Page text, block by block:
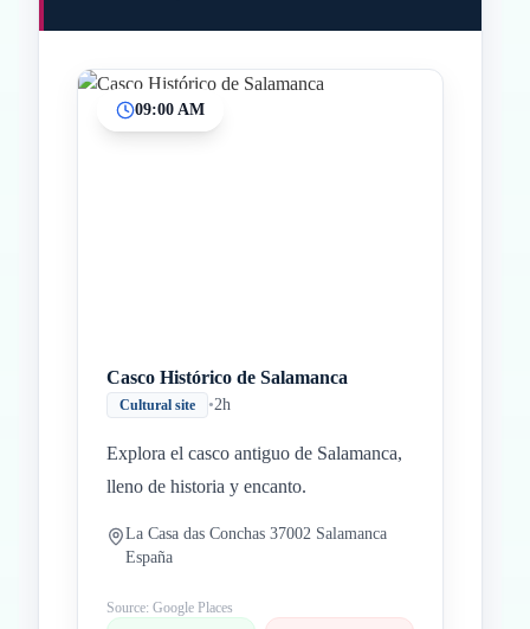
09:00 AM
Casco Histórico de Salamanca
Cultural site •2h
Explora el casco antiguo de Salamanca,
lleno de historia y encanto.
La Casa das Conchas 37002 Salamanca
España
Source: Google Places